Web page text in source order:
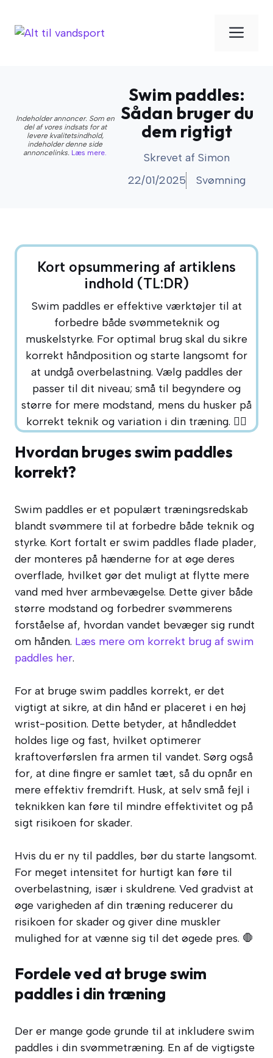
indhold
Indeholder annoncer. Som en
del af vores indsats for at
levere kvalitetsindhold,
indeholder denne side
annoncelinks. Læs mere.
Swim paddles:
Sådan bruger du
dem rigtigt
Skrevet afSimon
22/01/2025
Svømning
Kort opsummering af artiklens
indhold (TL:DR)
Swim paddles er effektive værktøjer til at
forbedre både svømmeteknik og
muskelstyrke. For optimal brug skal du sikre
korrekt håndposition og starte langsomt for
at undgå overbelastning. Vælg paddles der
passer til dit niveau; små til begyndere og
større for mere modstand, mens du husker på
korrekt teknik og variation i din træning. 🏊‍♀️
Hvordan bruges swim paddles
korrekt?
Swim paddles er et populært træningsredskab
blandt svømmere til at forbedre både teknik og
styrke. Kort fortalt er swim paddles flade plader,
der monteres på hænderne for at øge deres
overflade, hvilket gør det muligt at flytte mere
vand med hver armbevægelse. Dette giver både
større modstand og forbedrer svømmerens
forståelse af, hvordan vandet bevæger sig rundt
om hånden. Læs mere om korrekt brug af swim
paddles her.
For at bruge swim paddles korrekt, er det
vigtigt at sikre, at din hånd er placeret i en høj
wrist-position. Dette betyder, at håndleddet
holdes lige og fast, hvilket optimerer
kraftoverførslen fra armen til vandet. Sørg også
for, at dine fingre er samlet tæt, så du opnår en
mere effektiv fremdrift. Husk, at selv små fejl i
teknikken kan føre til mindre effektivitet og på
sigt risikoen for skader.
Hvis du er ny til paddles, bør du starte langsomt.
For meget intensitet for hurtigt kan føre til
overbelastning, især i skuldrene. Ved gradvist at
øge varigheden af din træning reducerer du
risikoen for skader og giver dine muskler
mulighed for at vænne sig til det øgede pres. 🛑
Fordele ved at bruge swim
paddles i din træning
Der er mange gode grunde til at inkludere swim
paddles i din svømmetræning. En af de vigtigste